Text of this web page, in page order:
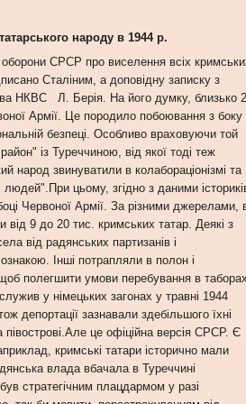
народу в 1944 р.
СРСР про виселення всіх
Сталіним, а доповідну записку з
НКВС Л. Берія. На його думку, близько
Армії. Це породило побоювання з боку
безпеці. Особливо враховуючи той
із Туреччиною, від якої тоді теж
народ звинуватили в колабораціонізмі та
цьому, згідно з даними
Червоної Армії. За різними джерелами,
від 9 до 20 тис. кримських татар. Деякі з
від радянських партизанів і
Інші потрапляли в полон і
полегшити умови перебування в таборах
у німецьких загонах у травні 1944
депортації зазнавали здебільшого їхні
півострові.Але це офіційна версія СРСР. Є
кримські татари історично мали
влада вбачала в Туреччині
стратегічним плацдармом у разі